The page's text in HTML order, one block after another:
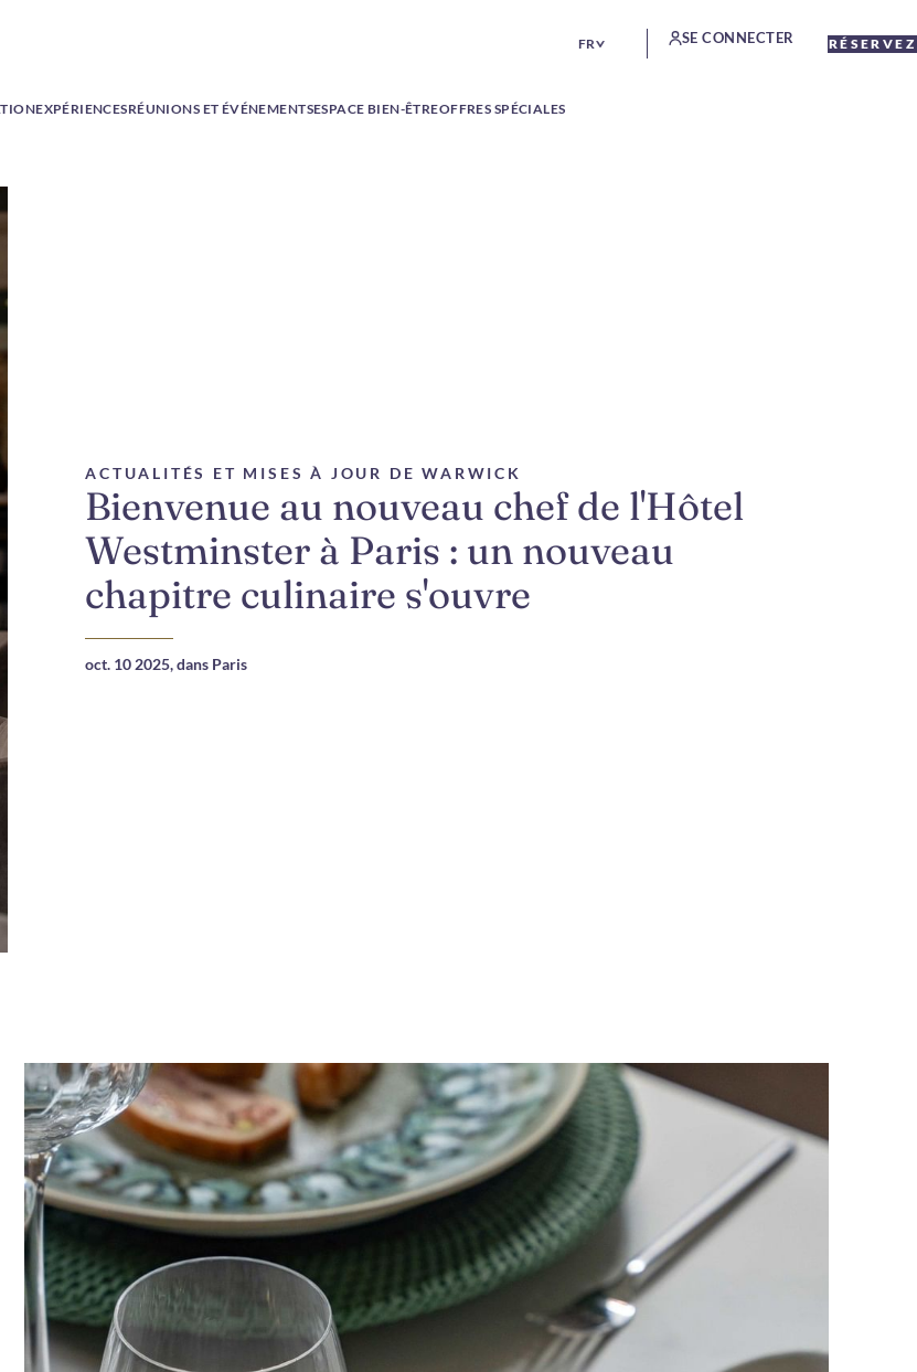
FR SE CONNECTER RÉSERVEZ
EXPÉRIENCESRÉUNIONS ET ÉVÉNEMENTSESPACE BIEN-ÊTREOFFRES SPÉCIALES
ACTUALITÉS ET MISES À JOUR DE WARWICK
Bienvenue au nouveau chef de l'Hôtel
Westminster à Paris : un nouveau
chapitre culinaire s'ouvre
oct. 10 2025,dans Paris